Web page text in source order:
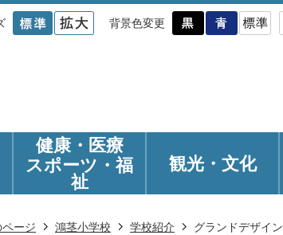
背景色変更
健康・医療
スポーツ・福
祉
観光・ 文化
ージ 鴻茎小学校 学校紹介 グランドデザイン